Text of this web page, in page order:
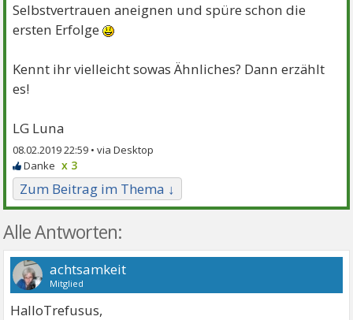
Selbstvertrauen aneignen und spüre schon die
ersten Erfolge
Kennt ihr vielleicht sowas Ähnliches? Dann erzählt
es!
LG Luna
08.02.2019 22:59 •
x 3
Zum Beitrag im Thema ↓
Alle Antworten:
achtsamkeit
Mitglied
HalloTrefusus,